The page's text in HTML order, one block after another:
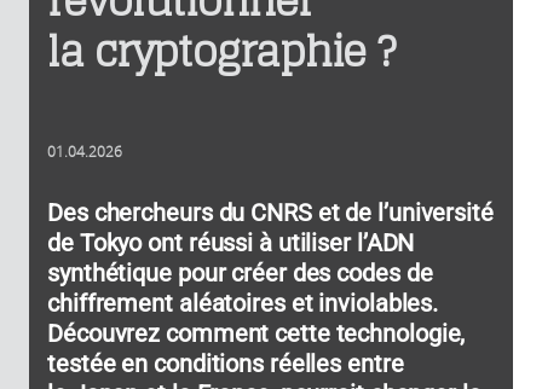
la cryptographie ?
01.04.2026
Des chercheurs du CNRS et de l’université
de Tokyo ont réussi à utiliser l’ADN
synthétique pour créer des codes de
chiffrement aléatoires et inviolables.
Découvrez comment cette technologie,
testée en conditions réelles entre